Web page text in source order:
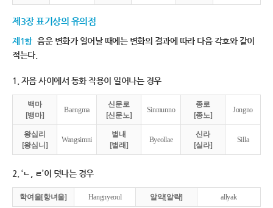
제3장 표기상의 유의점
제1항 음운 변화가 일어날 때에는 변화의 결과에 따라 다음 각호와 같이
적는다.
1. 자음 사이에서 동화 작용이 일어나는 경우
백마
[뱅마]
Baengma
신문로
[신문노]
Sinmunno
종로
[종노]
Jongno
왕십리
[왕심니]
Wangsimni
별내
[별래]
Byeollae
신라
[실라]
Silla
2. ‘ㄴ, ㄹ’이 덧나는 경우
학여울[항녀울] Hangnyeoul 알약[알략] allyak